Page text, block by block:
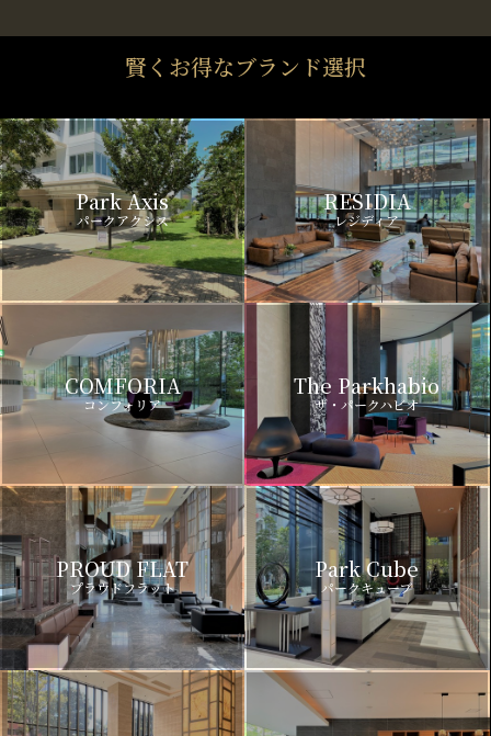
賢くお得なブランド選択
Park Axis
パークアクシス
RESIDIA
レジディア
COMFORIA
コンフォリア
The Parkhabio
ザ・パークハビオ
PROUD FLAT
プラウドフラット
Park Cube
パークキューブ